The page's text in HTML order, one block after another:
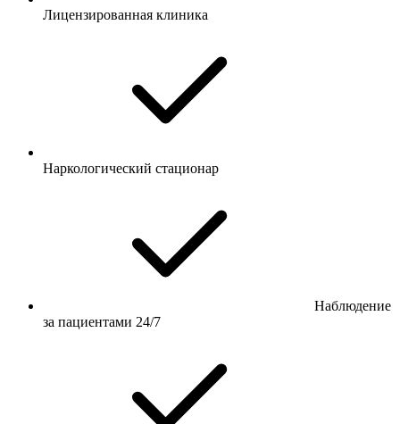
Лицензированная клиника
Наркологический стационар
Наблюдение
за пациентами 24/7